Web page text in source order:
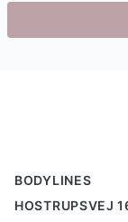
BODYLINES
HOSTRUPSVEJ